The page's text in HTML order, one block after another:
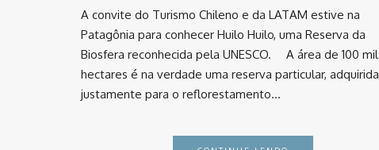
A convite do Turismo Chileno e da LATAM estive na
Patagônia para conhecer Huilo Huilo, uma Reserva da
Biosfera reconhecida pela UNESCO. ⠀ A área de 100 mil
hectares é na verdade uma reserva particular, adquirida
justamente para o reflorestamento…